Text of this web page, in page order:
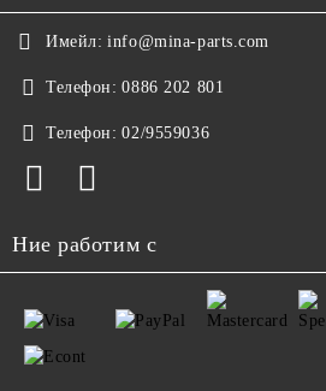
Имейл: info@mina-parts.com
Телефон: 0886 202 801
Телефон: 02/9559036
Ние работим с